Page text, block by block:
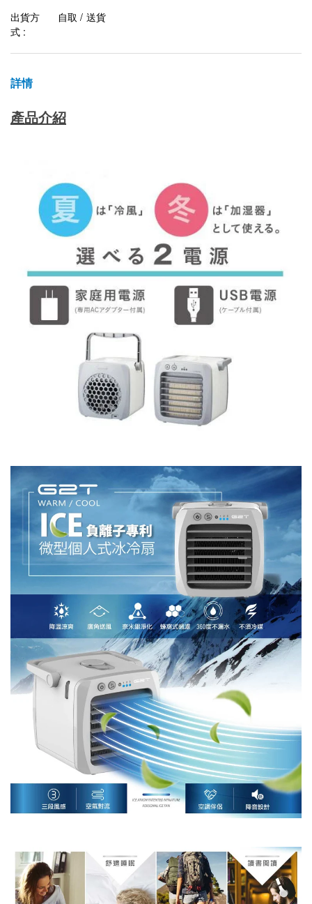
出貨方
式 :
自取 / 送貨
詳情
產品介紹